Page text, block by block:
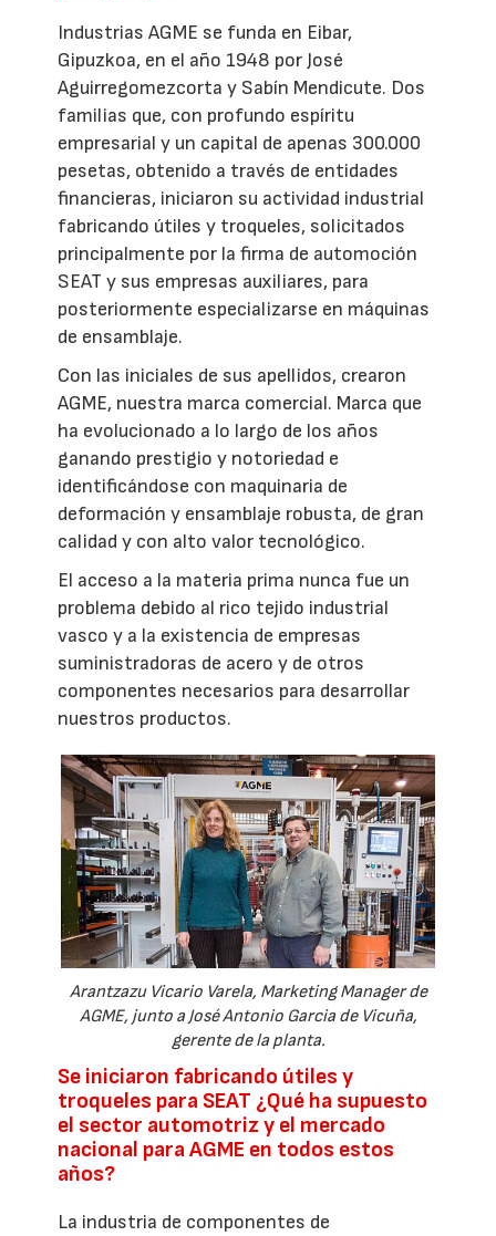
Industrias AGME se funda en Eibar,
Gipuzkoa, en el año 1948 por José
Aguirregomezcorta y Sabín Mendicute. Dos
familias que, con profundo espíritu
empresarial y un capital de apenas 300.000
pesetas, obtenido a través de entidades
financieras, iniciaron su actividad industrial
fabricando útiles y troqueles, solicitados
principalmente por la firma de automoción
SEAT y sus empresas auxiliares, para
posteriormente especializarse en máquinas
de ensamblaje.
Con las iniciales de sus apellidos, crearon
AGME, nuestra marca comercial. Marca que
ha evolucionado a lo largo de los años
ganando prestigio y notoriedad e
identificándose con maquinaria de
deformación y ensamblaje robusta, de gran
calidad y con alto valor tecnológico.
El acceso a la materia prima nunca fue un
problema debido al rico tejido industrial
vasco y a la existencia de empresas
suministradoras de acero y de otros
componentes necesarios para desarrollar
nuestros productos.
Arantzazu Vicario Varela, Marketing Manager de
AGME, junto a José Antonio Garcia de Vicuña,
gerente de la planta.
Se iniciaron fabricando útiles y
troqueles para SEAT ¿Qué ha supuesto
el sector automotriz y el mercado
nacional para AGME en todos estos
años?
La industria de componentes de